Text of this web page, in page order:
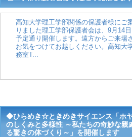
高知大学理工学部関係の保護者様にご
りました理工学部保護者会は、9月14
予定通り開催します。遠方からご来場
お気をつけてお越しください。高知大
務室T...
◆ひらめき☆ときめきサイエンス「ホ
のしくみと多様性 ～私たちの奇妙な親
る驚きの体づくり～」を開催します